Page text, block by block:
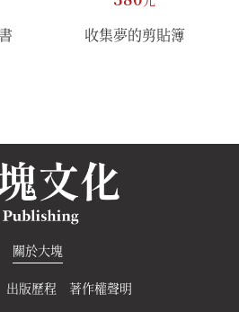
收集夢的剪貼簿
關於大塊
出版歷程 著作權聲明